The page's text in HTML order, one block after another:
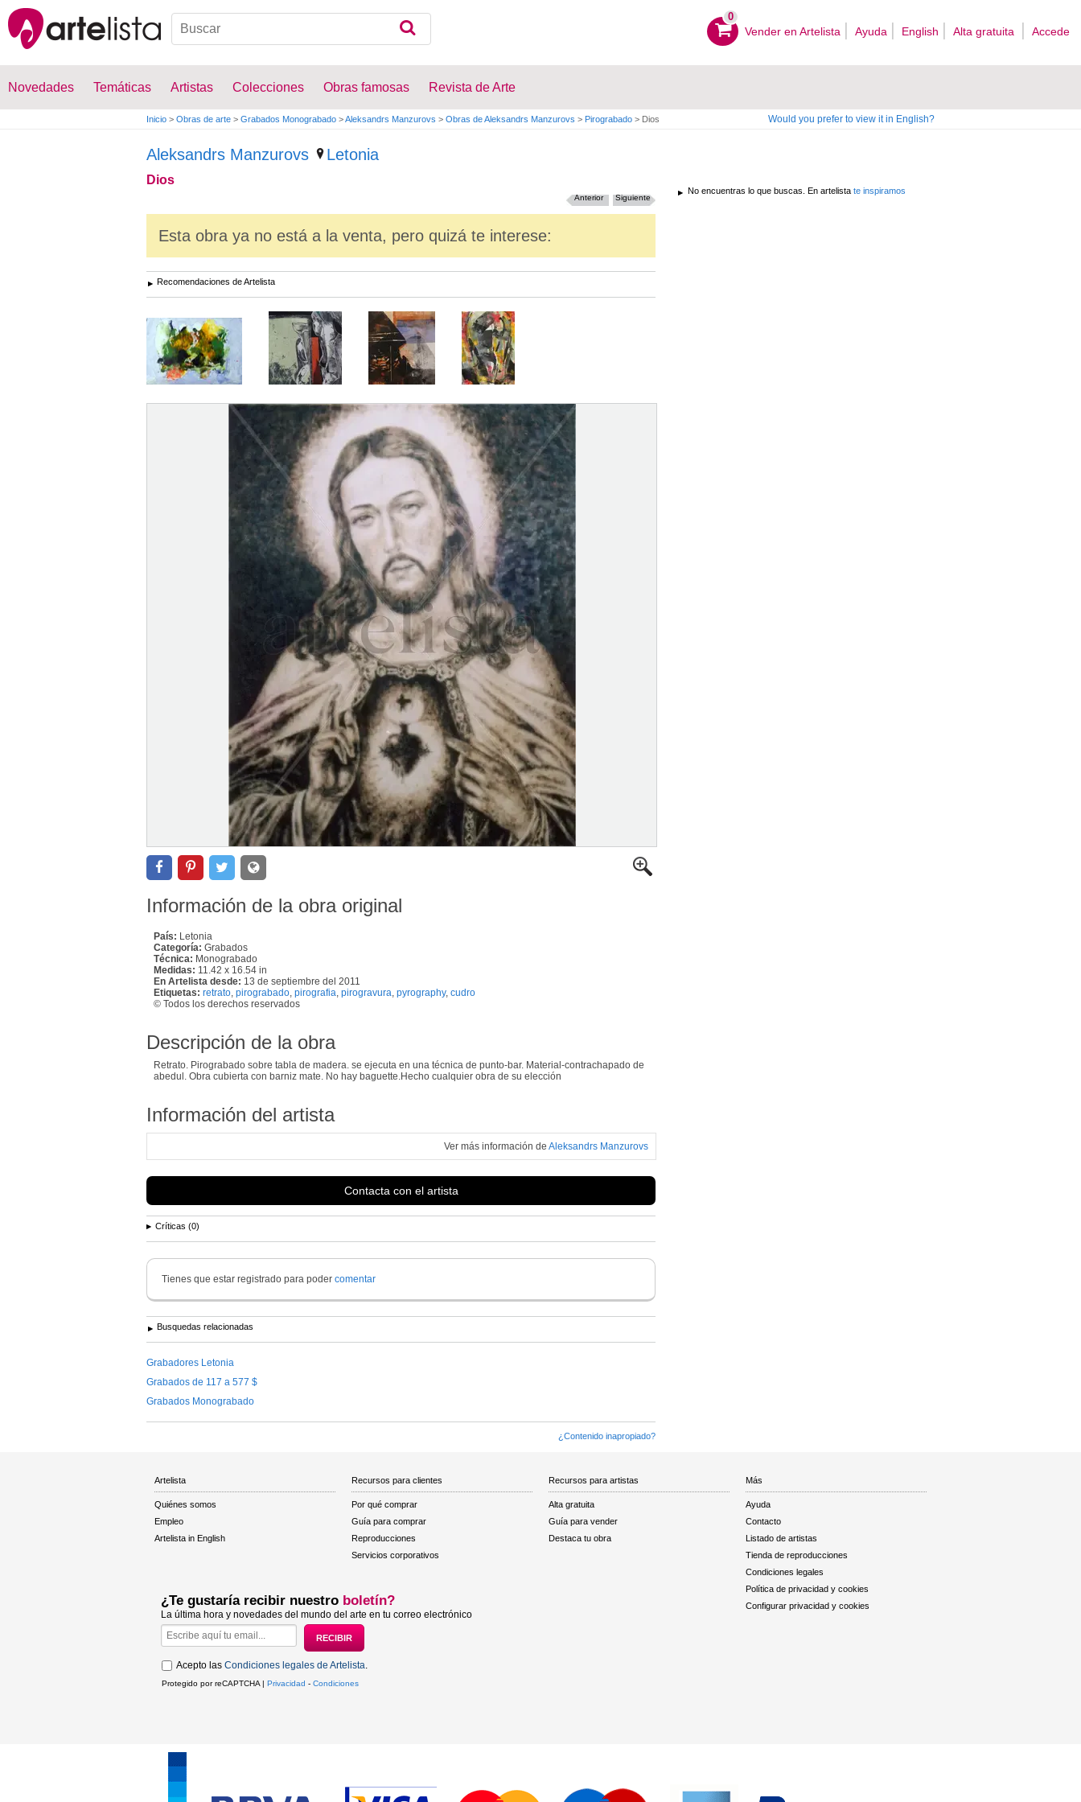
0
Vender en Artelista Ayuda English Alta gratuita Accede
Novedades Temáticas Artistas Colecciones Obras famosas Revista de Arte
Inicio > Obras de arte > Grabados Monograbado >Aleksandrs Manzurovs > Obras de Aleksandrs Manzurovs > Pirograbado > Dios Would you prefer to view it in English?
Aleksandrs Manzurovs Letonia
Dios
Siguiente
Anterior
Esta obra ya no está a la venta, pero quizá te interese:
Recomendaciones de Artelista
Información de la obra original
País: Letonia
Categoría: Grabados
Técnica: Monograbado
Medidas: 11.42 x 16.54 in
En Artelista desde: 13 de septiembre del 2011
Etiquetas: retrato pirograbado pirografia pirogravura pyrography, cudro
© Todos los derechos reservados
Descripción de la obra
Retrato. Pirograbado sobre tabla de madera. se ejecuta en una técnica de punto-bar. Material-contrachapado de
abedul. Obra cubierta con barniz mate. No hay baguette.Hecho cualquier obra de su elección
Información del artista
Ver más información de Aleksandrs Manzurovs
Contacta con el artista
Críticas (0)
Tienes que estar registrado para poder comentar
Busquedas relacionadas
Grabadores Letonia
Grabados de 117 a 577 $
Grabados Monograbado
¿Contenido inapropiado?
No encuentras lo que buscas. En artelista te inspiramos
Artelista
Quiénes somos
Empleo
Artelista in English
Recursos para clientes
Por qué comprar
Guía para comprar
Reproducciones
Servicios corporativos
Recursos para artistas
Alta gratuita
Guía para vender
Destaca tu obra
Más
Ayuda
Contacto
Listado de artistas
Tienda de reproducciones
Condiciones legales
Política de privacidad y cookies
Configurar privacidad y cookies
¿Te gustaría recibir nuestro boletín?
La última hora y novedades del mundo del arte en tu correo electrónico
Acepto las Condiciones legales de Artelista
Protegido por reCAPTCHA | Privacidad - Condiciones